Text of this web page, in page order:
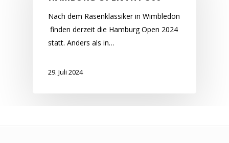
Nach dem Rasenklassiker in Wimbledon
finden derzeit die Hamburg Open 2024
statt. Anders als in…
29. Juli 2024